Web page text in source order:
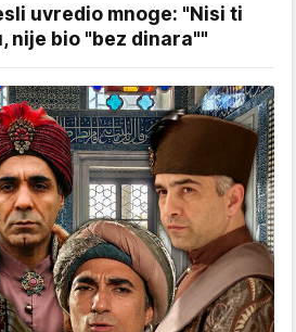
uvredio mnoge: "Nisi ti
nije bio "bez dinara""